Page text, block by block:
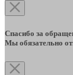
Спасибо за
Мы обязательно